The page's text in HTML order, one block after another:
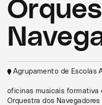
Agrupamento de Escolas
oficinas musicais formativa
Orquestra dos Navegadores